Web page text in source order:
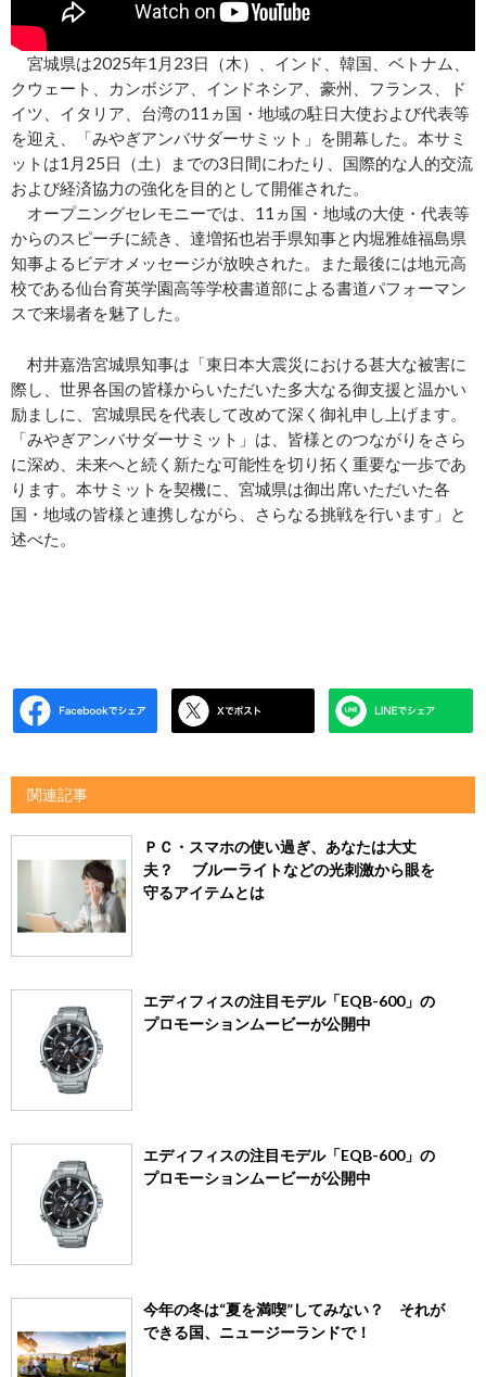
宮城県は2025年1月23日（木）、インド、韓国、ベトナム、
クウェート、カンボジア、インドネシア、豪州、フランス、ド
イツ、イタリア、台湾の11ヵ国・地域の駐日大使および代表等
を迎え、「みやぎアンバサダーサミット」を開幕した。本サミ
ットは1月25日（土）までの3日間にわたり、国際的な人的交流
および経済協力の強化を目的として開催された。
オープニングセレモニーでは、11ヵ国・地域の大使・代表等
からのスピーチに続き、達増拓也岩手県知事と内堀雅雄福島県
知事よるビデオメッセージが放映された。また最後には地元高
校である仙台育英学園高等学校書道部による書道パフォーマン
スで来場者を魅了した。
村井嘉浩宮城県知事は「東日本大震災における甚大な被害に
際し、世界各国の皆様からいただいた多大なる御支援と温かい
励ましに、宮城県民を代表して改めて深く御礼申し上げます。
「みやぎアンバサダーサミット」は、皆様とのつながりをさら
に深め、未来へと続く新たな可能性を切り拓く重要な一歩であ
ります。本サミットを契機に、宮城県は御出席いただいた各
国・地域の皆様と連携しながら、さらなる挑戦を行います」と
述べた。
関連記事
ＰＣ・スマホの使い過ぎ、あなたは大丈
夫？ ブルーライトなどの光刺激から眼を
守るアイテムとは
エディフィスの注目モデル「EQB-600」の
プロモーションムービーが公開中
エディフィスの注目モデル「EQB-600」の
プロモーションムービーが公開中
今年の冬は“夏を満喫”してみない？ それが
できる国、ニュージーランドで！